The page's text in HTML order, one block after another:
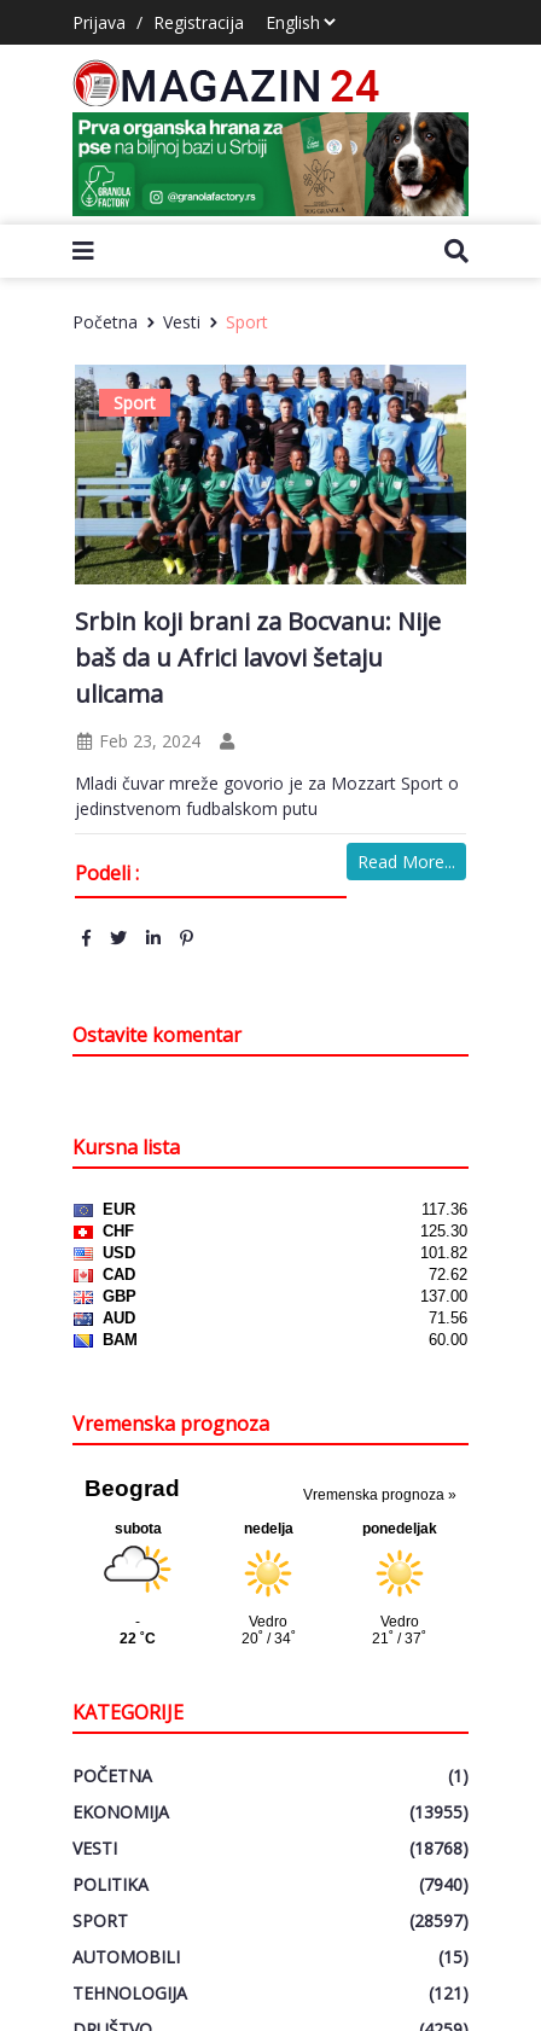
Prijava / Registracija
Početna Vesti Sport
Sport
Srbin koji brani za Bocvanu: Nije
baš da u Africi lavovi šetaju
ulicama
Feb 23, 2024
Mladi čuvar mreže govorio je za Mozzart Sport o
jedinstvenom fudbalskom putu
Read More...
Podeli :
Ostavite komentar
Kursna lista
Vremenska prognoza
KATEGORIJE
POČETNA
(1)
EKONOMIJA
(13955)
VESTI
(18768)
POLITIKA
(7940)
SPORT
(28597)
AUTOMOBILI
(15)
TEHNOLOGIJA
(121)